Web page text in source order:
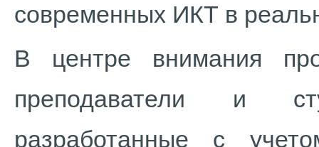
современных ИКТ в
В центре внимания
преподаватели и
разработанные с